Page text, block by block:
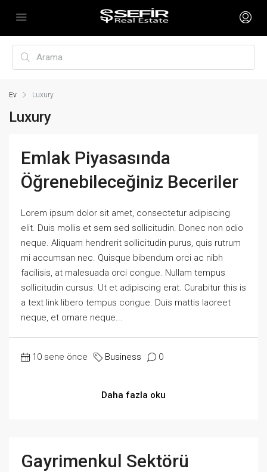
Ev Luxury
Luxury
Emlak Piyasasında
Öğrenebileceğiniz Beceriler
Lorem ipsum dolor sit amet, consectetur adipiscing
elit. Duis mollis et sem sed sollicitudin. Donec non odio
neque. Aliquam hendrerit sollicitudin purus, quis rutrum
mi accumsan nec. Quisque bibendum orci ac nibh
facilisis, at malesuada orci congue. Nullam tempus
sollicitudin cursus. Ut et adipiscing erat. Curabitur this is
a text link libero tempus congue. Duis mattis laoreet
neque, et ornare neque...
10 sene önce Business 0
Daha fazla oku
Gayrimenkul Sektörü